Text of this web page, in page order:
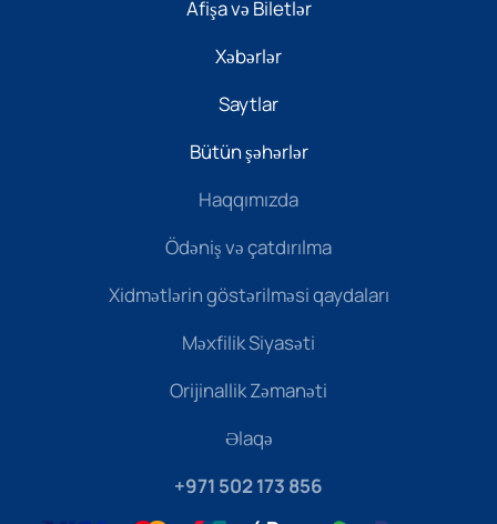
Afişa və Biletlər
Xəbərlər
Saytlar
Bütün şəhərlər
Haqqımızda
Ödəniş və çatdırılma
Xidmətlərin göstərilməsi qaydaları
Məxfilik Siyasəti
Orijinallik Zəmanəti
Əlaqə
+971 502 173 856